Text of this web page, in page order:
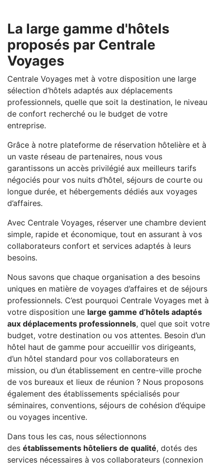
La large gamme d'hôtels
proposés par Centrale
Voyages
Centrale Voyages met à votre disposition une large
sélection d’hôtels adaptés aux déplacements
professionnels, quelle que soit la destination, le niveau
de confort recherché ou le budget de votre
entreprise.
Grâce à notre plateforme de réservation hôtelière et à
un vaste réseau de partenaires, nous vous
garantissons un accès privilégié aux meilleurs tarifs
négociés pour vos nuits d’hôtel, séjours de courte ou
longue durée, et hébergements dédiés aux voyages
d’affaires.
Avec Centrale Voyages, réserver une chambre devient
simple, rapide et économique, tout en assurant à vos
collaborateurs confort et services adaptés à leurs
besoins.
Nous savons que chaque organisation a des besoins
uniques en matière de voyages d’affaires et de séjours
professionnels. C’est pourquoi Centrale Voyages met à
votre disposition une large gamme d’hôtels adaptés
aux déplacements professionnels, quel que soit votre
budget, votre destination ou vos attentes. Besoin d’un
hôtel haut de gamme pour accueillir vos dirigeants,
d’un hôtel standard pour vos collaborateurs en
mission, ou d’un établissement en centre-ville proche
de vos bureaux et lieux de réunion ? Nous proposons
également des établissements spécialisés pour
séminaires, conventions, séjours de cohésion d’équipe
ou voyages incentive.
Dans tous les cas, nous sélectionnons
des établissements hôteliers de qualité, dotés des
services nécessaires à vos collaborateurs (connexion